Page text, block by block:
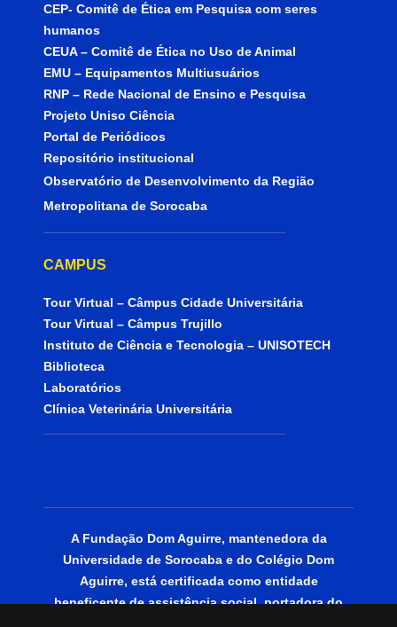
CEP- Comitê de Ética em Pesquisa com seres
humanos
CEUA – Comitê de Ética no Uso de Animal
EMU – Equipamentos Multiusuários
RNP – Rede Nacional de Ensino e Pesquisa
Projeto Uniso Ciência
Portal de Periódicos
Repositório institucional
Observatório de Desenvolvimento da Região
Metropolitana de Sorocaba
CAMPUS
Tour Virtual – Câmpus Cidade Universitária
Tour Virtual – Câmpus Trujillo
Instituto de Ciência e Tecnologia – UNISOTECH
Biblioteca
Laboratórios
Clínica Veterinária Universitária
A Fundação Dom Aguirre, mantenedora da
Universidade de Sorocaba e do Colégio Dom
Aguirre, está certificada como entidade
beneficente de assistência social, portadora do